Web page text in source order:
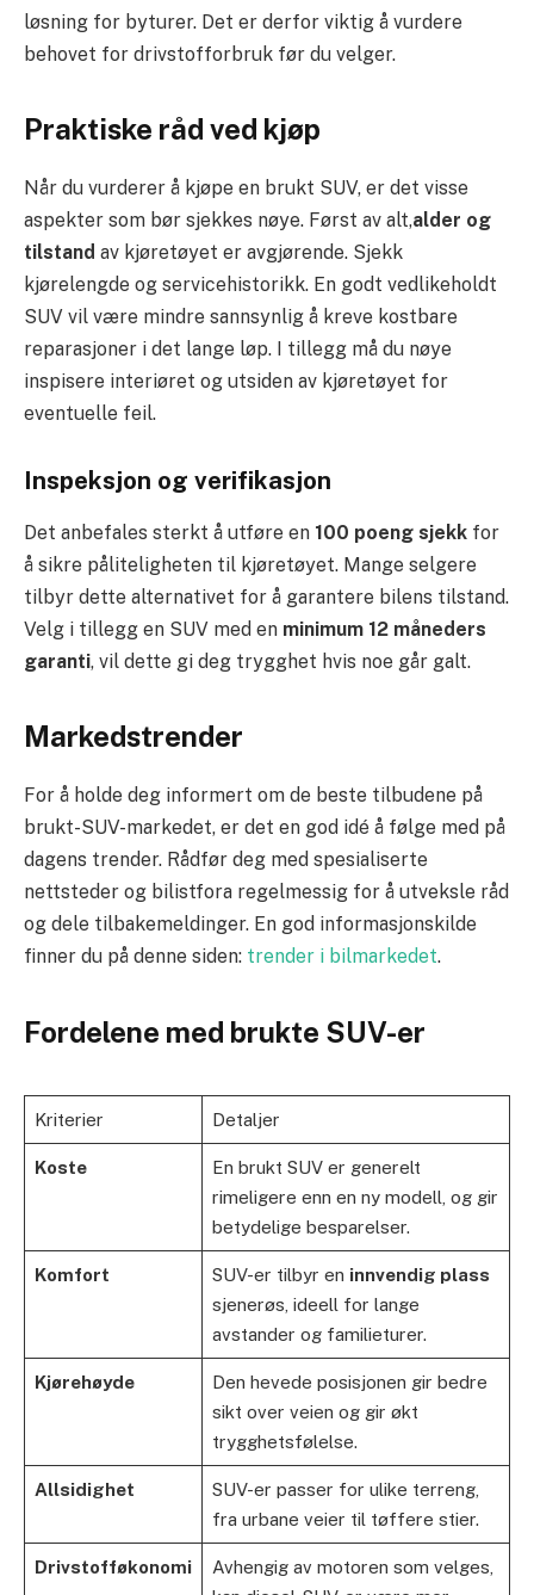
løsning for byturer. Det er derfor viktig å vurdere
behovet for drivstofforbruk før du velger.
Praktiske råd ved kjøp
Når du vurderer å kjøpe en brukt SUV, er det visse
aspekter som bør sjekkes nøye. Først av alt,alder og
tilstand av kjøretøyet er avgjørende. Sjekk
kjørelengde og servicehistorikk. En godt vedlikeholdt
SUV vil være mindre sannsynlig å kreve kostbare
reparasjoner i det lange løp. I tillegg må du nøye
inspisere interiøret og utsiden av kjøretøyet for
eventuelle feil.
Inspeksjon og verifikasjon
Det anbefales sterkt å utføre en 100 poeng sjekk for
å sikre påliteligheten til kjøretøyet. Mange selgere
tilbyr dette alternativet for å garantere bilens tilstand.
Velg i tillegg en SUV med en minimum 12 måneders
garanti, vil dette gi deg trygghet hvis noe går galt.
Markedstrender
For å holde deg informert om de beste tilbudene på
brukt-SUV-markedet, er det en god idé å følge med på
dagens trender. Rådfør deg med spesialiserte
nettsteder og bilistfora regelmessig for å utveksle råd
og dele tilbakemeldinger. En god informasjonskilde
finner du på denne siden: trender i bilmarkedet.
Fordelene med brukte SUV-er
Kriterier Detaljer
Koste
En brukt SUV er generelt
rimeligere enn en ny modell, og gir
betydelige besparelser.
Komfort SUV-er tilbyr en innvendig plass
sjenerøs, ideell for lange
avstander og familieturer.
Kjørehøyde
Den hevede posisjonen gir bedre
sikt over veien og gir økt
trygghetsfølelse.
Allsidighet
SUV-er passer for ulike terreng,
fra urbane veier til tøffere stier.
Drivstofføkonomi
Avhengig av motoren som velges,